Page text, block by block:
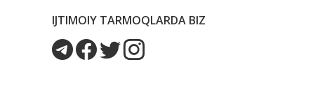
IJTIMOIY TARMOQLARDA BIZ